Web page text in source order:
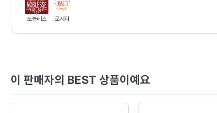
노블레스 로세티
이 판매자의 BEST 상품이예요